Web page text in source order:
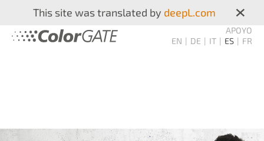
This site was translated by deepL.com ×
APOYO
EN
DE IT ES FR